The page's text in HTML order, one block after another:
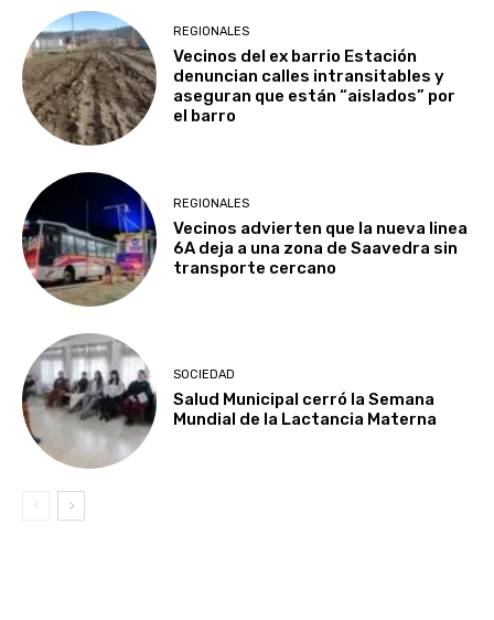
REGIONALES
Vecinos del ex barrio Estación
denuncian calles intransitables y
aseguran que están “aislados” por
el barro
REGIONALES
Vecinos advierten que la nueva linea
6A deja a una zona de Saavedra sin
transporte cercano
SOCIEDAD
Salud Municipal cerró la Semana
Mundial de la Lactancia Materna